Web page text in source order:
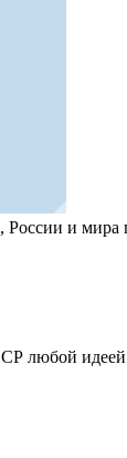
России и
СР любой